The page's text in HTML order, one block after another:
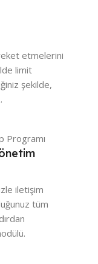
etmelerini
limit
şekilde,
iletişim
tüm